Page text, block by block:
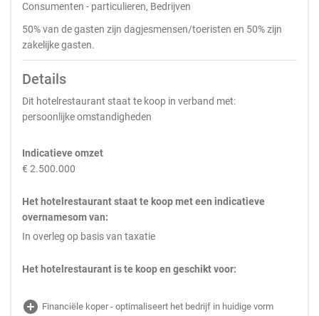
Consumenten - particulieren, Bedrijven
50% van de gasten zijn dagjesmensen/toeristen en 50% zijn
zakelijke gasten.
Details
Dit hotelrestaurant staat te koop in verband met:
persoonlijke omstandigheden
Indicatieve omzet
€ 2.500.000
Het hotelrestaurant staat te koop met een indicatieve
overnamesom van:
In overleg op basis van taxatie
Het hotelrestaurant is te koop en geschikt voor:
add_circle Financiële koper - optimaliseert het bedrijf in huidige vorm